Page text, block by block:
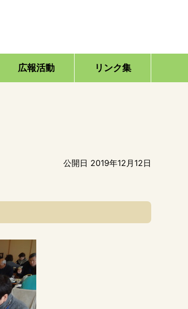
広報活動 リンク集
公開日 2019年12月12日